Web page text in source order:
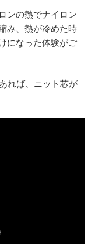
ンの熱でナイロン
み、熱が冷めた時
になった体験がご
れば、ニット芯が